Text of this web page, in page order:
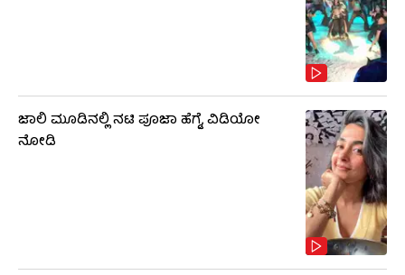
ಜಾಲಿ ಮೂಡಿನಲ್ಲಿ ನಟಿ ಪೂಜಾ ಹೆಗ್ಡೆ, ವಿಡಿಯೋ
ನೋಡಿ